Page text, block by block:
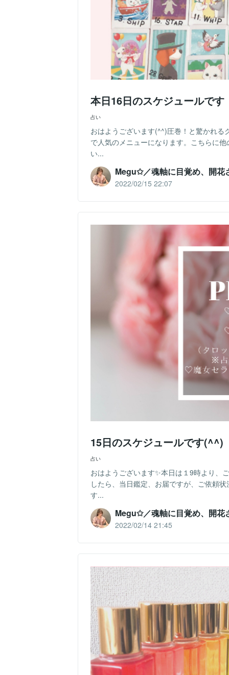
本日16日のスケジュールです
占い
おはようございます(^^)圧巻！と驚かれ
で人気のメニューになります。こちらに
い...
Megu✩／魂軸に目覚め、開花
2022/02/15 22:07
15日のスケジュールです(^^)
占い
おはようございます✨本日は１9時より、
したら、当日鑑定、お届ですが、ご依頼
す...
Megu✩／魂軸に目覚め、開花
2022/02/14 21:45